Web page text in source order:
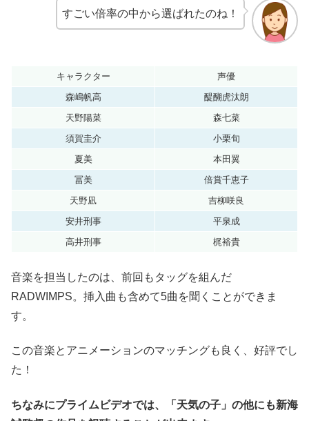
すごい倍率の中から選ばれたのね！
キャラクター
声優
森嶋帆高
醍醐虎汰朗
天野陽菜
森七菜
須賀圭介
小栗旬
夏美
本田翼
冨美
倍賞千恵子
天野凪
吉柳咲良
安井刑事
平泉成
高井刑事
梶裕貴
音楽を担当したのは、前回もタッグを組んだ
RADWIMPS。挿入曲も含めて5曲を聞くことができま
す。
この音楽とアニメーションのマッチングも良く、好評でし
た！
ちなみにプライムビデオでは、「天気の子」の他にも新海